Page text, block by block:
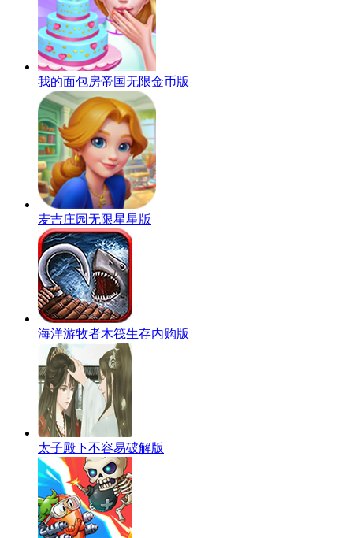
我的面包房帝国无限金币版
麦吉庄园无限星星版
海洋游牧者木筏生存内购版
太子殿下不容易破解版